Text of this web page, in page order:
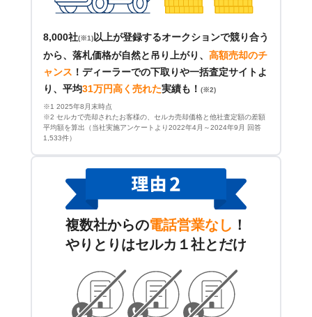
8,000社(※1) 以上が登録するオークションで競り合う
から、落札価格が自然と吊り上がり、 高額売却のチ
ャンス ！ ディーラーでの下取りや一括査定サイトよ
り、平均31万円高く売れた実績も！ (※2)
※1 2025年8月末時点
※2 セルカで売却されたお客様の、セルカ売却価格と他社査定額の差額
平均額を算出（当社実施アンケートより2022年4月～2024年9月 回答
1,533件）
複数社からの電話営業なし ！
やりとりはセルカ１社とだけ